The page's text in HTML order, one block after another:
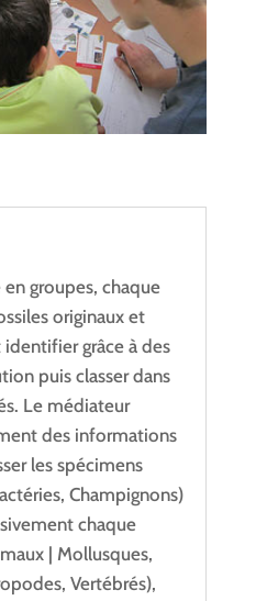
groupes, chaque
originaux et
grâce à des
puis classer dans
Le médiateur
des informations
les spécimens
Champignons)
chaque
| Mollusques,
Vertébrés),